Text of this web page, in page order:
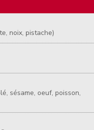
noix, pistache)
sésame, oeuf, poisson,